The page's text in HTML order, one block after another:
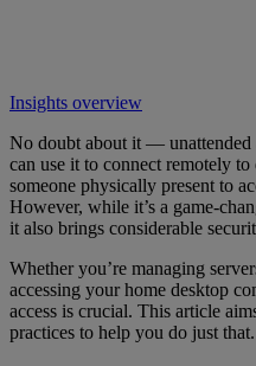
Insights overview
No doubt about it — unattended
can use it to connect remotely
someone physically present to
However, while it’s a game-
it also brings considerable
Whether you’re managing
accessing your home desktop
access is crucial. This article
practices to help you do just that.